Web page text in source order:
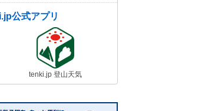
公式アプリ
tenki.jp 登山天気